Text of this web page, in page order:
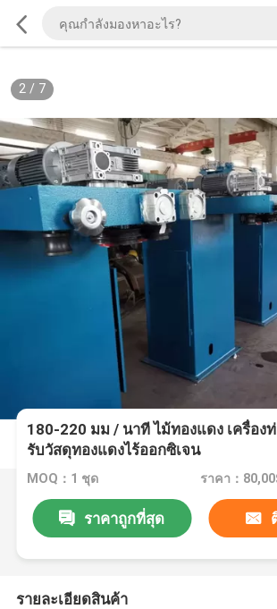
2/ 7
180-220 มม / นาที ไม้ทองแดง เครื่อง
รับวัสดุทองแดงไร้ออกซิเจน
MOQ：1 ชุด ราคา：
ราคาถูกที่สุด
รายละเอียดสินค้า